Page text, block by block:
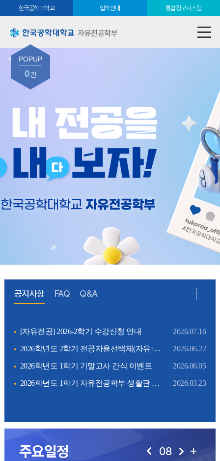
한국공학대학교 입학안내 통합정보시스템
자유전공학부
POPUP
0건
공지사항
[자유전공] 2026-2학기 수강신청 안내 2026.07.16
2026학년도 2학기 전공자율선택제(자유·자율) 희망전공 선택 안내 2026.06.22
2026학년도 1학기 기말고사 간식 이벤트 2026.06.05
2026학년도 1학기 자유전공학부 생활관 입주생 대상 장학금 안내 2026.03.23
FAQ Q&A
주요일정 08